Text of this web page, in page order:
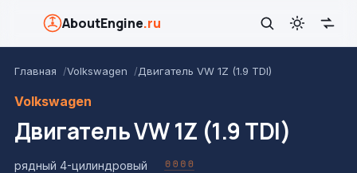
AboutEngine.ru
Главная Volkswagen Двигатель VW 1Z (1.9 TDI)
Volkswagen
Двигатель VW 1Z (1.9 TDI)
рядный 4-цилиндровый